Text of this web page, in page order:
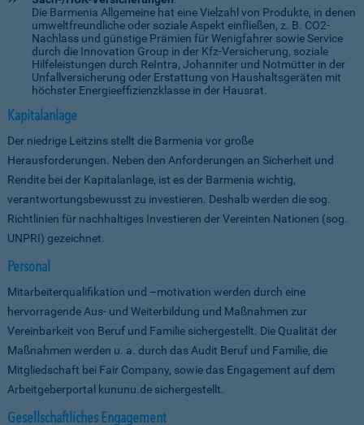
Die Barmenia Allgemeine hat eine Vielzahl von Produkte, in denen
umweltfreundliche oder soziale Aspekt einfließen, z. B. CO2-
Nachlass und günstige Prämien für Wenigfahrer sowie Service
durch die Innovation Group in der Kfz-Versicherung, soziale
Hilfeleistungen durch ReIntra, Johanniter und Notmütter in der
Unfallversicherung oder Erstattung von Haushaltsgeräten mit
höchster Energieeffizienzklasse in der Hausrat.
Kapitalanlage
Der niedrige Leitzins stellt die Barmenia vor große
Herausforderungen. Neben den Anforderungen an Sicherheit und
Rendite bei der Kapitalanlage, ist es der Barmenia wichtig,
verantwortungsbewusst zu investieren. Deshalb werden die sog.
Richtlinien für nachhaltiges Investieren der Vereinten Nationen (sog.
UNPRI) gezeichnet.
Personal
Mitarbeiterqualifikation und –motivation werden durch eine
hervorragende Aus- und Weiterbildung und Maßnahmen zur
Vereinbarkeit von Beruf und Familie sichergestellt. Die Qualität der
Maßnahmen werden u. a. durch das Audit Beruf und Familie, die
Mitgliedschaft bei Fair Company, sowie das Engagement auf dem
Arbeitgeberportal kununu.de sichergestellt.
Gesellschaftliches Engagement